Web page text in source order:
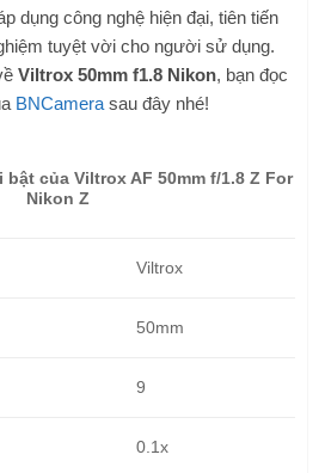
dụng công nghệ hiện đại, tiên tiến
tuyệt vời cho người sử dụng.
Viltrox 50mm f1.8 Nikon, bạn đọc
BNCamera sau đây nhé!
của Viltrox AF 50mm f/1.8 Z For
Nikon Z
Viltrox
50mm
9
0.1x